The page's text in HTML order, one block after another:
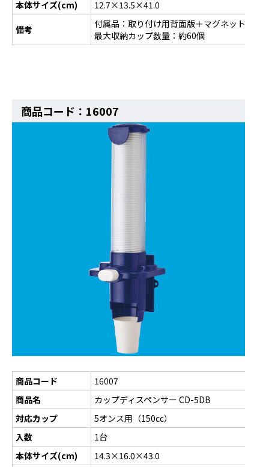
本体サイズ(cm) 12.7×13.5×41.0
備考
付属品：取り付け用背面版＋マグネット・ネ
最大収納カップ数量：約60個
商品コード：16007
商品コード
16007
商品名
カップディスペンサー CD-5DB
対応カップ
5オンス用（150cc）
入数
1台
本体サイズ(cm)
14.3×16.0×43.0